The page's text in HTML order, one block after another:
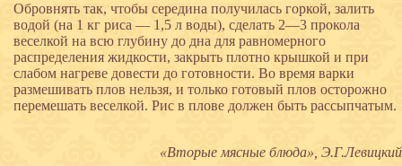
Обровнять так, чтобы середина получилась горкой, залить
водой (на 1 кг риса — 1,5 л воды), сделать 2—3 прокола
веселкой на всю глубину до дна для равномерного
распределения жидкости, закрыть плотно крышкой и при
слабом нагреве довести до готовности. Во время варки
размешивать плов нельзя, и только готовый плов осторожно
перемешать веселкой. Рис в плове должен быть рассыпчатым.
«Вторые мясные блюда», Э.Г.Левицкий